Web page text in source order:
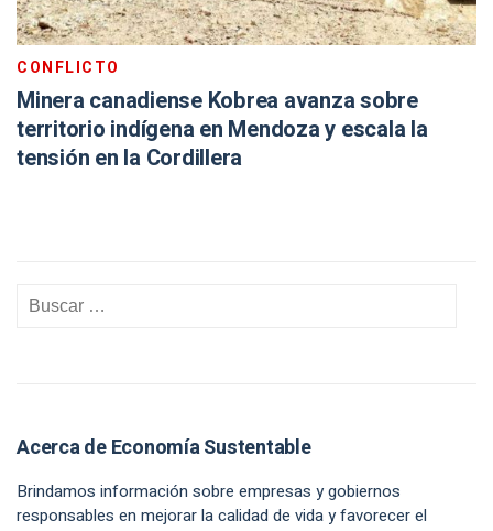
CONFLICTO
Minera canadiense Kobrea avanza sobre
territorio indígena en Mendoza y escala la
tensión en la Cordillera
Acerca de Economía Sustentable
Brindamos información sobre empresas y gobiernos
responsables en mejorar la calidad de vida y favorecer el